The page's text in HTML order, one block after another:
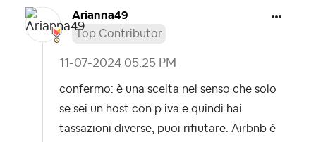
Arianna49
Top Contributor
‎11-07-2024 05:25 PM
confermo: è una scelta nel senso che solo
se sei un host con p.iva e quindi hai
tassazioni diverse, puoi rifiutare. Airbnb è